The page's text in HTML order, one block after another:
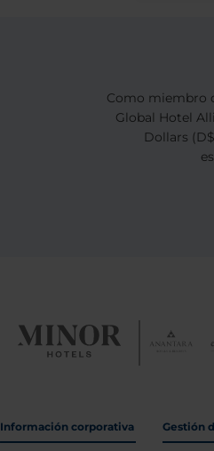
Como miembro
Global Hotel
Dollars
Información corporativa Gestión